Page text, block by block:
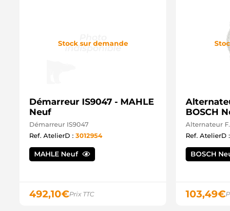
Stock sur demande
Démarreur IS9047 - MAHLE
Neuf
Démarreur IS9047
Ref. AtelierD : 3012954
MAHLE Neuf
492,10€Prix TTC
BOSCH
Alternateur
Ref. AtelierD :
BOSCH
103,49€